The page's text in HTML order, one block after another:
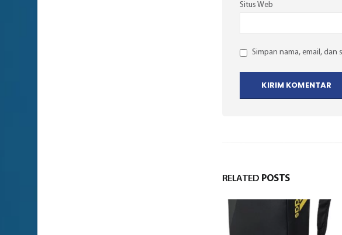
Situs Web
Simpan nama, email, dan
RELATED POSTS